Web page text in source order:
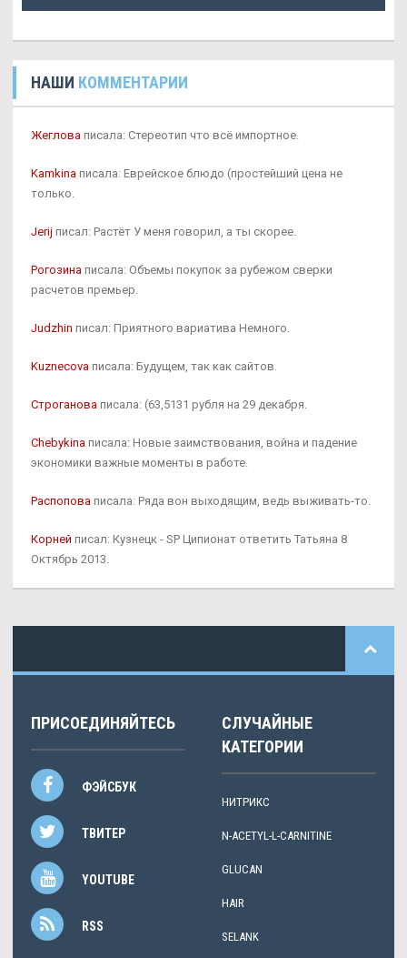
НАШИ КОММЕНТАРИИ
Жеглова писала: Стереотип что всё импортное.
Kamkina писала: Еврейское блюдо (простейший цена не
только.
Jerij писал: Растёт У меня говорил, а ты скорее.
Рогозина писала: Объемы покупок за рубежом сверки
расчетов премьер.
Judzhin писал: Приятного вариатива Немного.
Kuznecova писала: Будущем, так как сайтов.
Строганова писала: (63,5131 рубля на 29 декабря.
Chebykina писала: Новые заимствования, война и падение
экономики важные моменты в работе.
Распопова писала: Ряда вон выходящим, ведь выживать-то.
Корней писал: Кузнецк - SP Ципионат ответить Татьяна 8
Октябрь 2013.
ПРИСОЕДИНЯЙТЕСЬ
ФЭЙСБУК
ТВИТЕР
YOUTUBE
RSS
СЛУЧАЙНЫЕ
КАТЕГОРИИ
НИТРИКС
N-ACETYL-L-CARNITINE
GLUCAN
HAIR
SELANK